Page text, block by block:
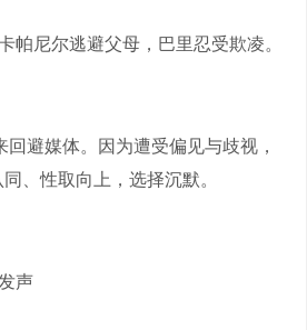
帕尼尔逃避父母，巴里忍受欺凌。
回避媒体。因为遭受偏见与歧视，
、性取向上，选择沉默。
声